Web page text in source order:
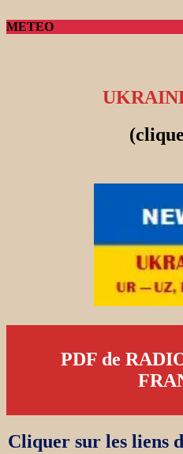
METEO
PDF de
Cliquer sur les liens